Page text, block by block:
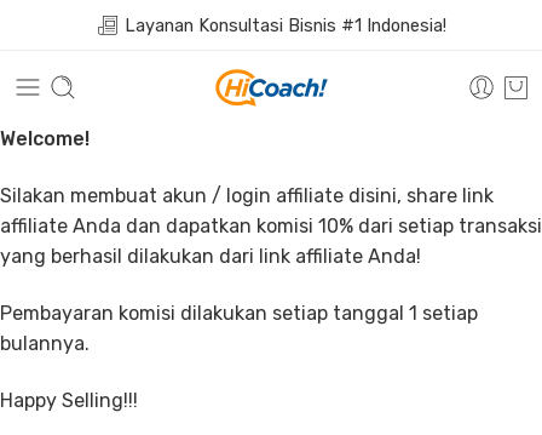
Layanan Konsultasi Bisnis #1 Indonesia!
Welcome!
Silakan membuat akun / login affiliate disini, share link
affiliate Anda dan dapatkan komisi 10% dari setiap transaksi
yang berhasil dilakukan dari link affiliate Anda!
Pembayaran komisi dilakukan setiap tanggal 1 setiap
bulannya.
Happy Selling!!!